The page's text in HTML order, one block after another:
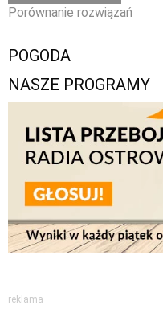
Porównanie rozwiązań
POGODA
NASZE PROGRAMY
reklama